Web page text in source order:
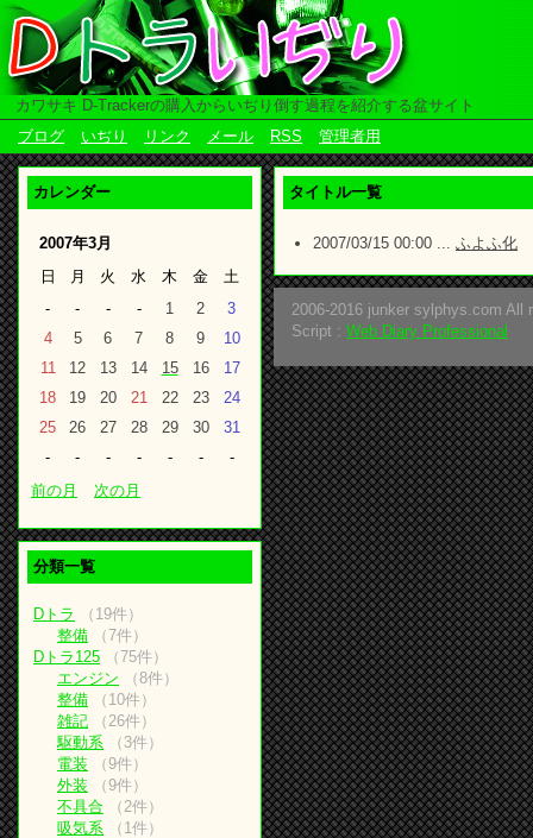
カワサキ D-Trackerの購入からいぢり倒す過程を紹介する盆サイト
ブログ
いぢり リンク メール RSS 管理者用
タイトル一覧
2007/03/15 00:00 ... ふよふ化
カレンダー
2007年3月
日
月 火 水 木 金
土
-
- - - 1 2
3
4
5 6 7 8 9
10
11
12 13 14 15 16
17
18
19 20 21 22 23
24
25
26 27 28 29 30
31
-
- - - - -
-
前の月
次の月
分類一覧
Dトラ
（19件）
整備 （7件）
Dトラ125 （75件）
エンジン （8件）
整備 （10件）
雑記 （26件）
駆動系 （3件）
電装 （9件）
外装 （9件）
不具合 （2件）
吸気系 （1件）
2006-2016 junker sylphys.com All
Script : Web Diary Professional